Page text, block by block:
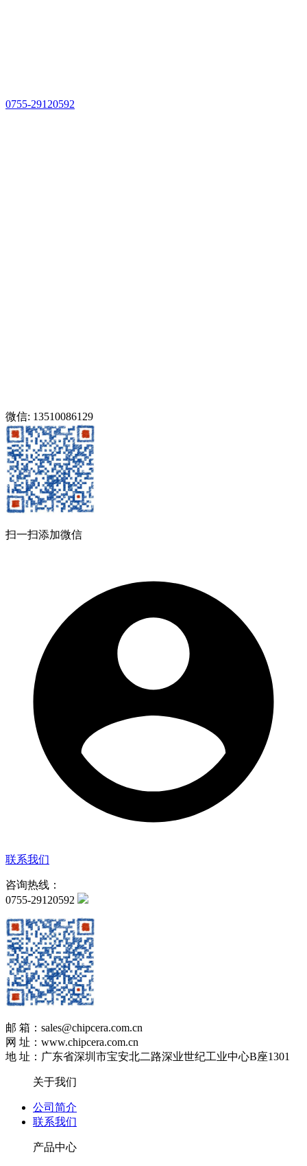
0755-29120592
微信: 13510086129
扫一扫添加微信
联系我们
咨询热线：
0755-29120592
邮 箱：sales@chipcera.com.cn
网 址：www.chipcera.com.cn
地 址：广东省深圳市宝安北二路深业世纪工业中心B座1301
关于我们
公司简介
联系我们
产品中心